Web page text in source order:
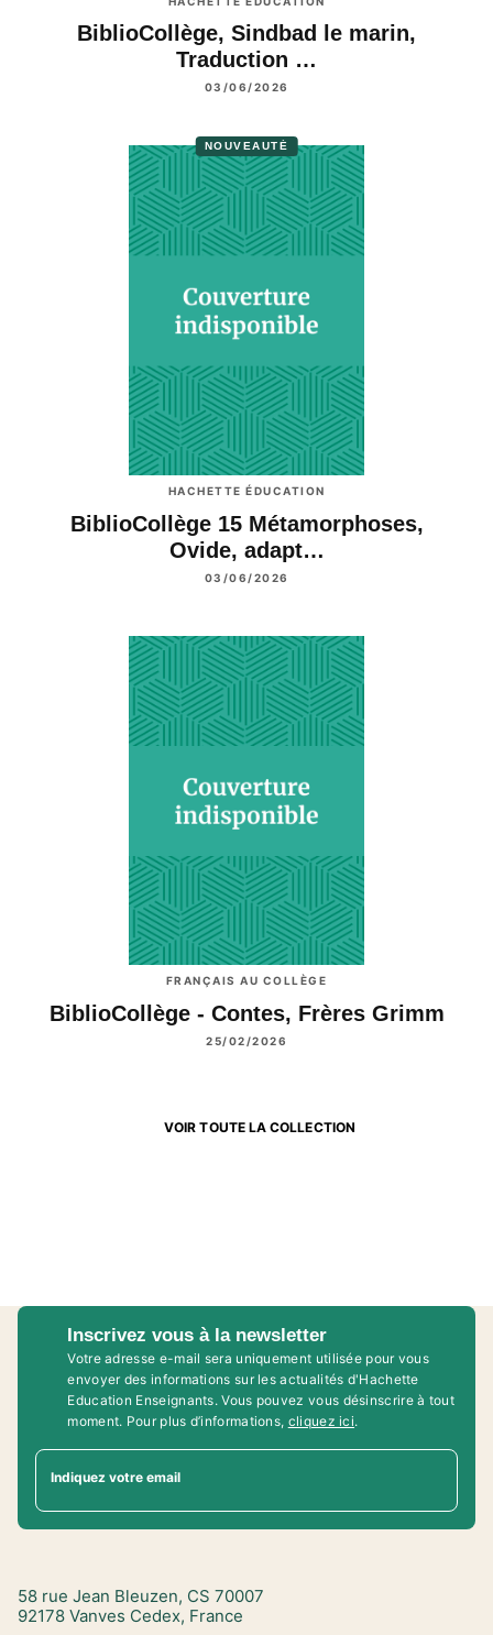
BiblioCollège, Sindbad le marin,
Traduction …
03/06/2026
NOUVEAUTÉ
HACHETTE ÉDUCATION
BiblioCollège 15 Métamorphoses,
Ovide, adapt…
03/06/2026
FRANÇAIS AU COLLÈGE
BiblioCollège - Contes, Frères Grimm
25/02/2026
VOIR TOUTE LA COLLECTION
Inscrivez vous à la newsletter
Votre adresse e-mail sera uniquement utilisée pour vous
envoyer des informations sur les actualités d'Hachette
Education Enseignants. Vous pouvez vous désinscrire à tout
moment. Pour plus d’informations, cliquez ici.
Indiquez votre email
58 rue Jean Bleuzen, CS 70007
92178 Vanves Cedex, France